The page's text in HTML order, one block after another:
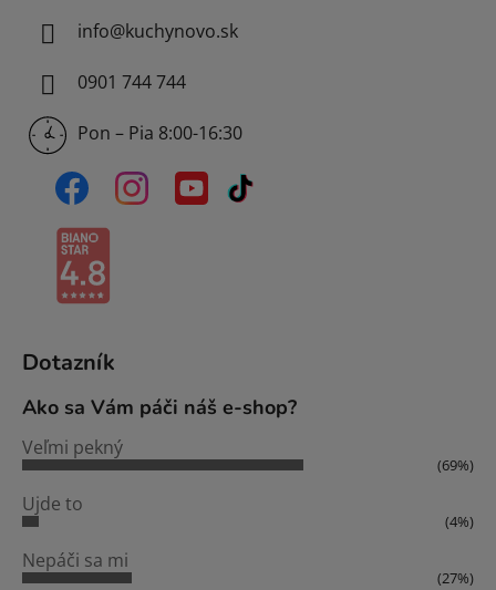
info@kuchynovo.sk
0901 744 744
Pon – Pia 8:00-16:30
Dotazník
Ako sa Vám páči náš e-shop?
Veľmi pekný
(69%)
Ujde to
(4%)
Nepáči sa mi
(27%)